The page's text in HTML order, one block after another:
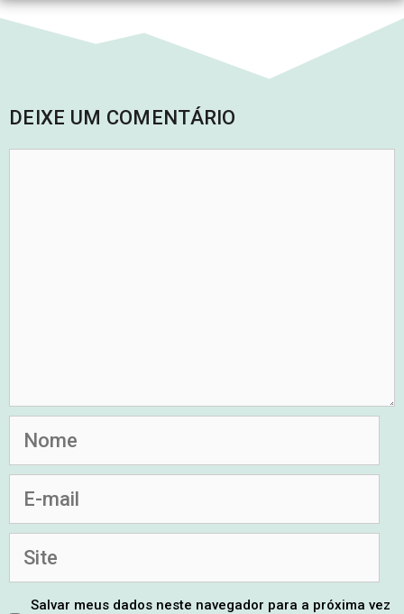
DEIXE UM COMENTÁRIO
Salvar meus dados neste navegador para a próxima vez